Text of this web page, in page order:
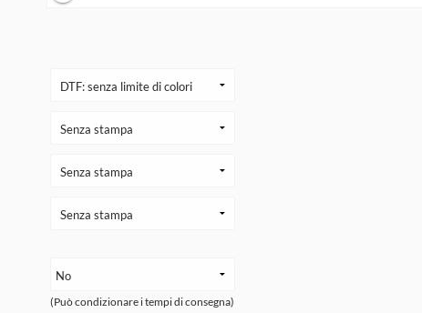
(Può condizionare i tempi di consegna)